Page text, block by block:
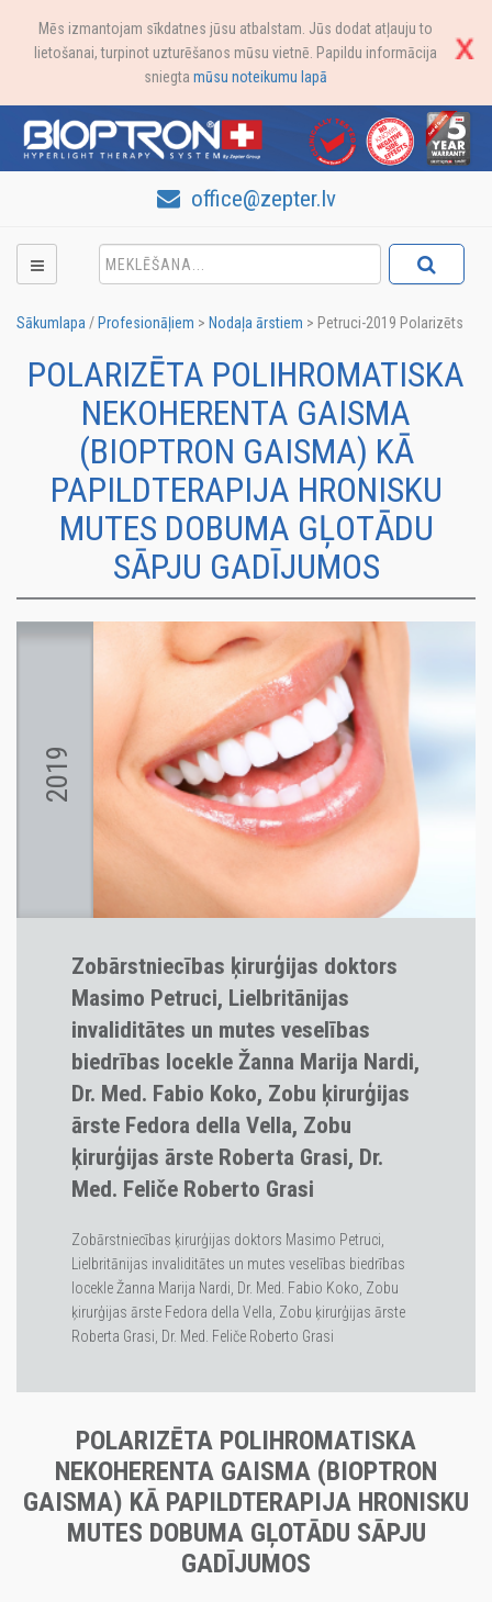
Mēs izmantojam sīkdatnes jūsu atbalstam. Jūs dodat atļauju to
lietošanai, turpinot uzturēšanos mūsu vietnē. Papildu informācija
sniegta mūsu noteikumu lapā
office@zepter.lv
Sākumlapa / Profesionāļiem > Nodaļa ārstiem > Petruci-2019 Polarizēts
POLARIZĒTA POLIHROMATISKA
NEKOHERENTA GAISMA
(BIOPTRON GAISMA) KĀ
PAPILDTERAPIJA HRONISKU
MUTES DOBUMA GĻOTĀDU
SĀPJU GADĪJUMOS
2019
Zobārstniecības ķirurģijas doktors
Masimo Petruci, Lielbritānijas
invaliditātes un mutes veselības
biedrības locekle Žanna Marija Nardi,
Dr. Med. Fabio Koko, Zobu ķirurģijas
ārste Fedora della Vella, Zobu
ķirurģijas ārste Roberta Grasi, Dr.
Med. Feliče Roberto Grasi
Zobārstniecības ķirurģijas doktors Masimo Petruci,
Lielbritānijas invaliditātes un mutes veselības biedrības
locekle Žanna Marija Nardi, Dr. Med. Fabio Koko, Zobu
ķirurģijas ārste Fedora della Vella, Zobu ķirurģijas ārste
Roberta Grasi, Dr. Med. Feliče Roberto Grasi
POLARIZĒTA POLIHROMATISKA
NEKOHERENTA GAISMA (BIOPTRON
GAISMA) KĀ PAPILDTERAPIJA HRONISKU
MUTES DOBUMA GĻOTĀDU SĀPJU
GADĪJUMOS